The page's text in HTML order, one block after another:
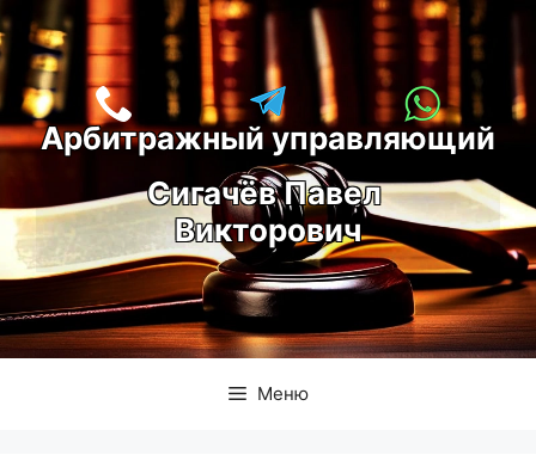
Перейти
к
содержимому
Арбитражный управляющий
Сигачёв Павел
Викторович
Меню